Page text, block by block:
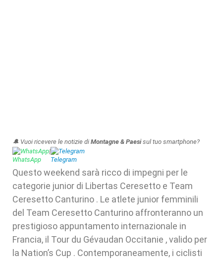
🔔 Vuoi ricevere le notizie di Montagne & Paesisul tuo smartphone?
WhatsApp| Telegram
Questo weekend sarà ricco di impegni per le
categorie junior di Libertas Ceresetto e Team
Ceresetto Canturino . Le atlete junior femminili
del Team Ceresetto Canturino affronteranno un
prestigioso appuntamento internazionale in
Francia, il Tour du Gévaudan Occitanie , valido per
la Nation’s Cup . Contemporaneamente, i ciclisti